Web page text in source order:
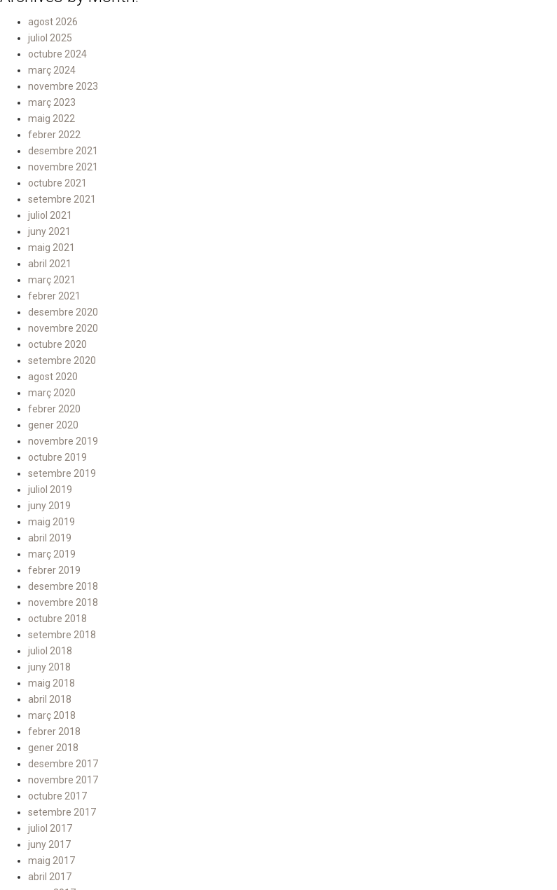
agost 2026
juliol 2025
octubre 2024
març 2024
novembre 2023
març 2023
maig 2022
febrer 2022
desembre 2021
novembre 2021
octubre 2021
setembre 2021
juliol 2021
juny 2021
maig 2021
abril 2021
març 2021
febrer 2021
desembre 2020
novembre 2020
octubre 2020
setembre 2020
agost 2020
març 2020
febrer 2020
gener 2020
novembre 2019
octubre 2019
setembre 2019
juliol 2019
juny 2019
maig 2019
abril 2019
març 2019
febrer 2019
desembre 2018
novembre 2018
octubre 2018
setembre 2018
juliol 2018
juny 2018
maig 2018
abril 2018
març 2018
febrer 2018
gener 2018
desembre 2017
novembre 2017
octubre 2017
setembre 2017
juliol 2017
juny 2017
maig 2017
abril 2017